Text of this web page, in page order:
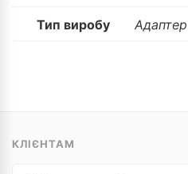
Тип виробу Адаптер
КЛІЄНТАМ